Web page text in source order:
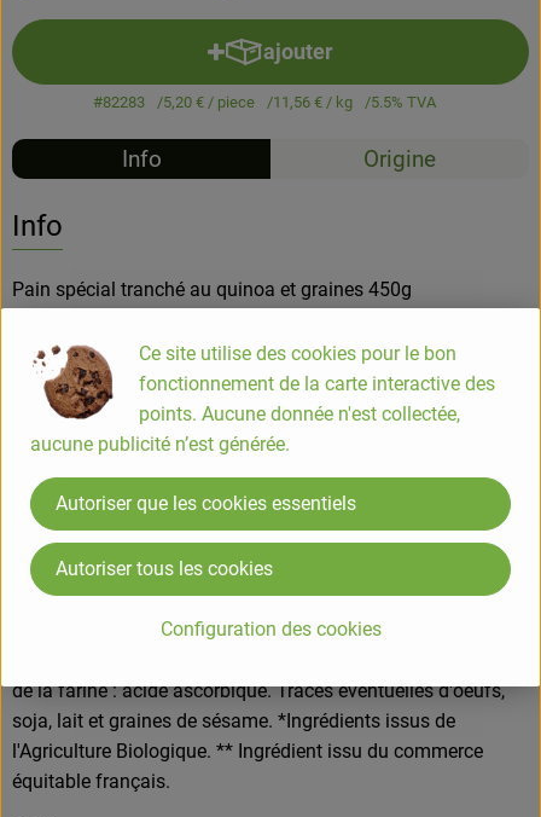
ajouter
Ajouter le produit au panier
#82283 5,20 € / piece 11,56 € / kg 5.5% TVA
Info Origine
Info
Pain spécial tranché au quinoa et graines 450g
Une recette avec des graines de quinoa blanc, de lin brun et
de tournesol
COMPOSITION
Farine de BLE*/** 48%, eau, graines de quinoa blanc* 6.8%,
huile de tournesol*, graines de tournesol décortiquées* 4.6%,
sucre de canne roux*, graines de lin brun* 3.2%, GLUTEN de
BLE*, vinaigre d'alcool*, sel, levain de BLE dévitalisé*, arôme
naturel d'AVOINE* (contient alcool*), levure, épaississant :
gomme de guar*, farine de SEIGLE*, farine d'ORGE maltée
de la farine : acide ascorbique. Traces éventuelles d'oeufs,
soja, lait et graines de sésame. *Ingrédients issus de
l'Agriculture Biologique. ** Ingrédient issu du commerce
équitable français.
Ce site utilise des cookies pour le bon
fonctionnement de la carte interactive des
points. Aucune donnée n'est collectée,
aucune publicité n’est générée.
Configuration des cookies
Autoriser que les cookies essentiels
Autoriser tous les cookies